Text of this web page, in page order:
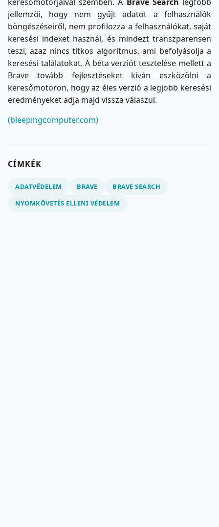
jellemzői, hogy nem gyűjt adatot a felhasználók
böngészéseiről, nem profilozza a felhasználókat, saját
keresési indexet használ, és mindezt transzparensen
teszi, azaz nincs titkos algoritmus, ami befolyásolja a
keresési találatokat. A béta verziót tesztelése mellett a
Brave tovább fejlesztéseket kíván eszközölni a
keresőmotoron, hogy az éles verzió a legjobb keresési
eredményeket adja majd vissza válaszul.
(bleepingcomputer.com)
CÍMKÉK
ADATVÉDELEM BRAVE
BRAVE SEARCH
NYOMKÖVETÉS ELLENI VÉDELEM